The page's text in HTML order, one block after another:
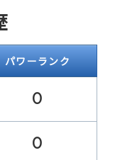
パワーランク
0
0